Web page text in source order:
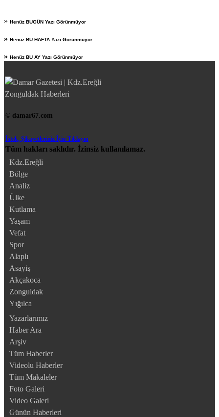
» Henüz BUGÜN Yazı Görünmüyor
» Henüz BU HAFTA Yazı Görünmüyor
» Henüz BU AY Yazı Görünmüyor
© damar67.com
İstek, Şikayetleriniz İçin Tıklayın
Tüm hakları saklıdır. İzinsiz kullanılamaz.
Kdz.Ereğli
Bölge
Analiz
Ülke
Kutlama
Yaşam
Vefat
Spor
Alaplı
Asayiş
Akçakoca
Zonguldak
Yığılca
Yazarlarımız
Haber Ara
Arşiv
Tüm Haberler
Videolu Haberler
Tüm Makaleler
Foto Galeri
Video Galeri
Günün Haberleri